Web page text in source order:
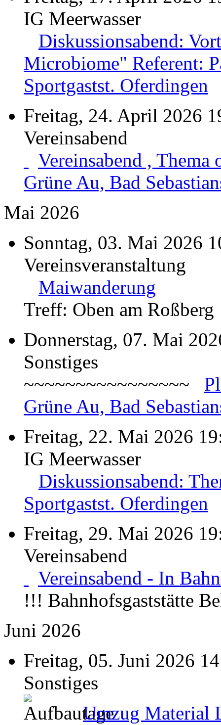
IG Meerwasser
Diskussionsabend:
Microbiome" Referent:
Sportgastst. Oferdingen
Freitag, 24. April 2026
Vereinsabend
Vereinsabend , Thema
Grüne Au, Bad
Mai 2026
Sonntag, 03. Mai 2026
Vereinsveranstaltung
Maiwanderung
Treff: Oben am Roßberg
Donnerstag, 07. Mai
Sonstiges
~~~~~~~~~~~~~~~~
Grüne Au, Bad
Freitag, 22. Mai 2026
IG Meerwasser
Diskussionsabend:
Sportgastst. Oferdingen
Freitag, 29. Mai 2026
Vereinsabend
Vereinsabend - In
!!! Bahnhofsgaststätte
Juni 2026
Freitag, 05. Juni 2026
Sonstiges
Umzug Material